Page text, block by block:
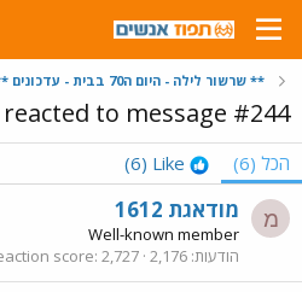
** שרשור לילה - היום ה70 בבית - עדכונים **
to message #244
הכל (6)
Like
(6)
מ מודאגת 1612
Well-known member
הודעות 2,176
score 2,727